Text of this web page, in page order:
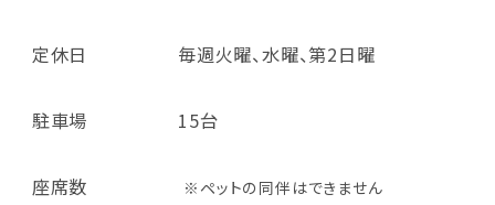
定休日 毎週火曜、水曜、第2日曜
駐車場 15台
座席数 ※ペットの同伴はできません